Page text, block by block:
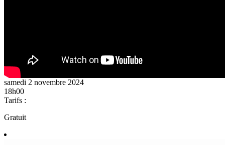
samedi 2 novembre 2024
18h00
Tarifs :
Gratuit